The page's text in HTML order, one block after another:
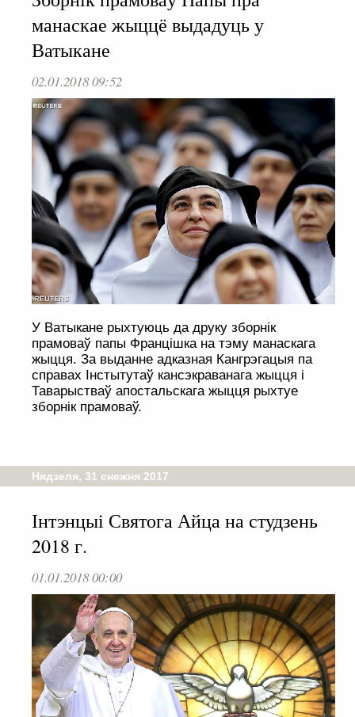
манаскае жыццё выдадуць у
Ватыкане
02.01.2018 09:52
У Ватыкане рыхтуюць да друку зборнік
прамоваў папы Францішка на тэму манаскага
жыцця. За выданне адказная Кангрэгацыя па
справах Інстытутаў кансэкраванага жыцця і
Таварыстваў апостальскага жыцця рыхтуе
зборнік прамоваў.
Нядзеля, 31 снежня 2017
Інтэнцыі Святога Айца на студзень
2018 г.
01.01.2018 00:00